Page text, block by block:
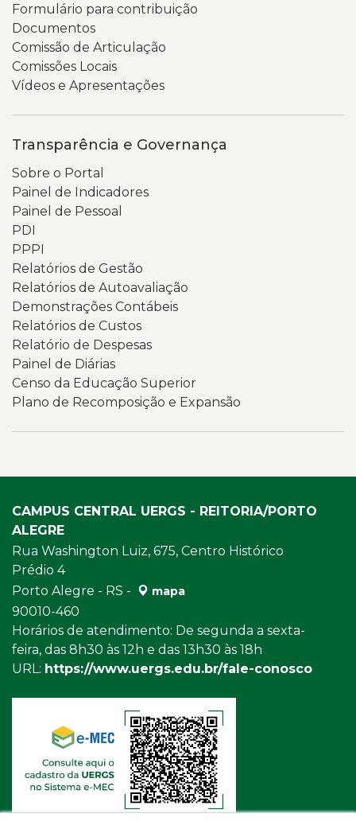
Formulário para contribuição
Documentos
Comissão de Articulação
Comissões Locais
Vídeos e Apresentações
Transparência e Governança
Sobre o Portal
Painel de Indicadores
Painel de Pessoal
PDI
PPPI
Relatórios de Gestão
Relatórios de Autoavaliação
Demonstrações Contábeis
Relatórios de Custos
Relatório de Despesas
Painel de Diárias
Censo da Educação Superior
Plano de Recomposição e Expansão
CAMPUS CENTRAL UERGS - REITORIA/PORTO
ALEGRE
Rua Washington Luiz, 675, Centro Histórico
Prédio 4
Porto Alegre - RS -
mapa
90010-460
Horários de atendimento: De segunda a sexta-
feira, das 8h30 às 12h e das 13h30 às 18h
URL: https://www.uergs.edu.br/fale-conosco